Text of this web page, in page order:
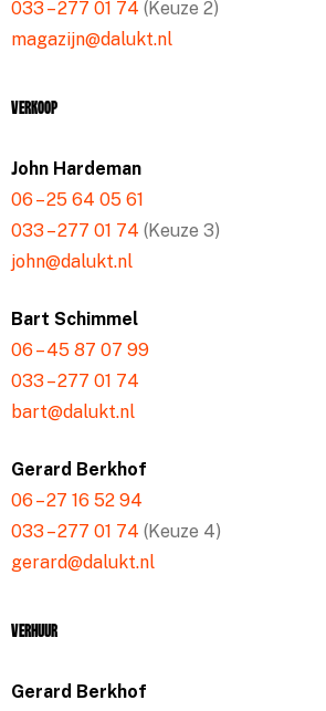
033 – 277 01 74 (Keuze 2)
magazijn@dalukt.nl
Verkoop
John Hardeman
06 – 25 64 05 61
033 – 277 01 74 (Keuze 3)
john@dalukt.nl
Bart Schimmel
06 – 45 87 07 99
033 – 277 01 74
bart@dalukt.nl
Gerard Berkhof
06 – 27 16 52 94
033 – 277 01 74 (Keuze 4)
gerard@dalukt.nl
Verhuur
Gerard Berkhof